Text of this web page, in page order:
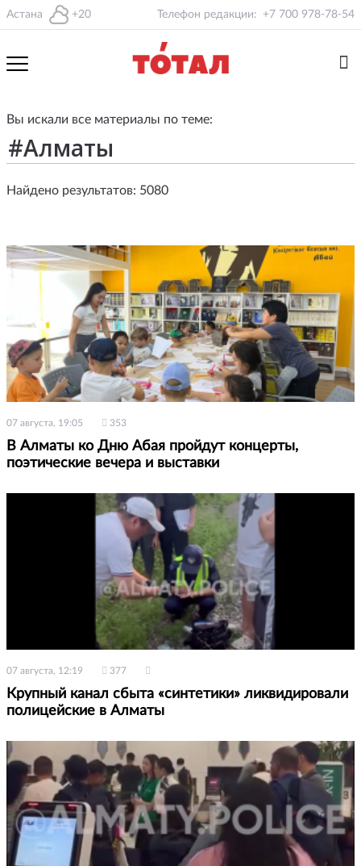
Астана +20 Телефон редакции: +7 700 978-78-54
Вы искали все материалы по теме:
Найдено результатов: 5080
07 августа, 19:05 353
В Алматы ко Дню Абая пройдут концерты,
поэтические вечера и выставки
07 августа, 12:19 377
Крупный канал сбыта «синтетики» ликвидировали
полицейские в Алматы